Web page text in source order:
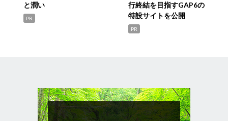
と潤い
PR
行終結を目指すGAP6の
特設サイトを公開
PR